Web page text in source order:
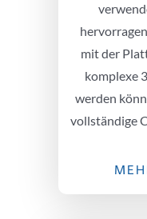
mit der
komplexe
werden
vollständige